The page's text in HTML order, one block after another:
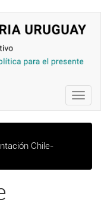
Chile-